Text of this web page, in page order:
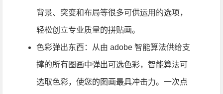
背景、突变和布局等很多可供运用的选项，
轻松创立专业质量的拼贴画。
色彩弹出东西：从由 adobe 智能算法供给支
撑的所有图画中弹出可选色彩，智能算法可
选取色彩，使您的图画最具冲击力。一次点